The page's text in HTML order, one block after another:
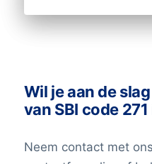
Wil je aan de
van SBI code
Neem contact met